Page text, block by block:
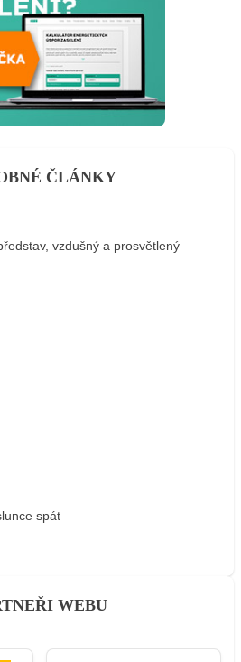
ČLÁNKY
vzdušný a prosvětlený
spát
WEBU